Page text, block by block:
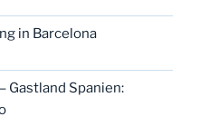
in Barcelona
Gastland Spanien: